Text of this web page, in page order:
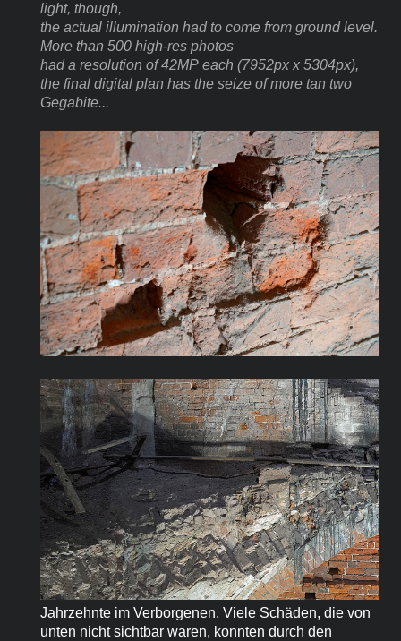
light, though,
the actual illumination had to come from ground level.
More than 500 high-res photos
had a resolution of 42MP each (7952px x 5304px),
the final digital plan has the seize of more tan two
Gegabite...
Jahrzehnte im Verborgenen. Viele Schäden, die von
unten nicht sichtbar waren, konnten durch den